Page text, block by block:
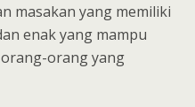
masakan yang memiliki
enak yang mampu
orang yang